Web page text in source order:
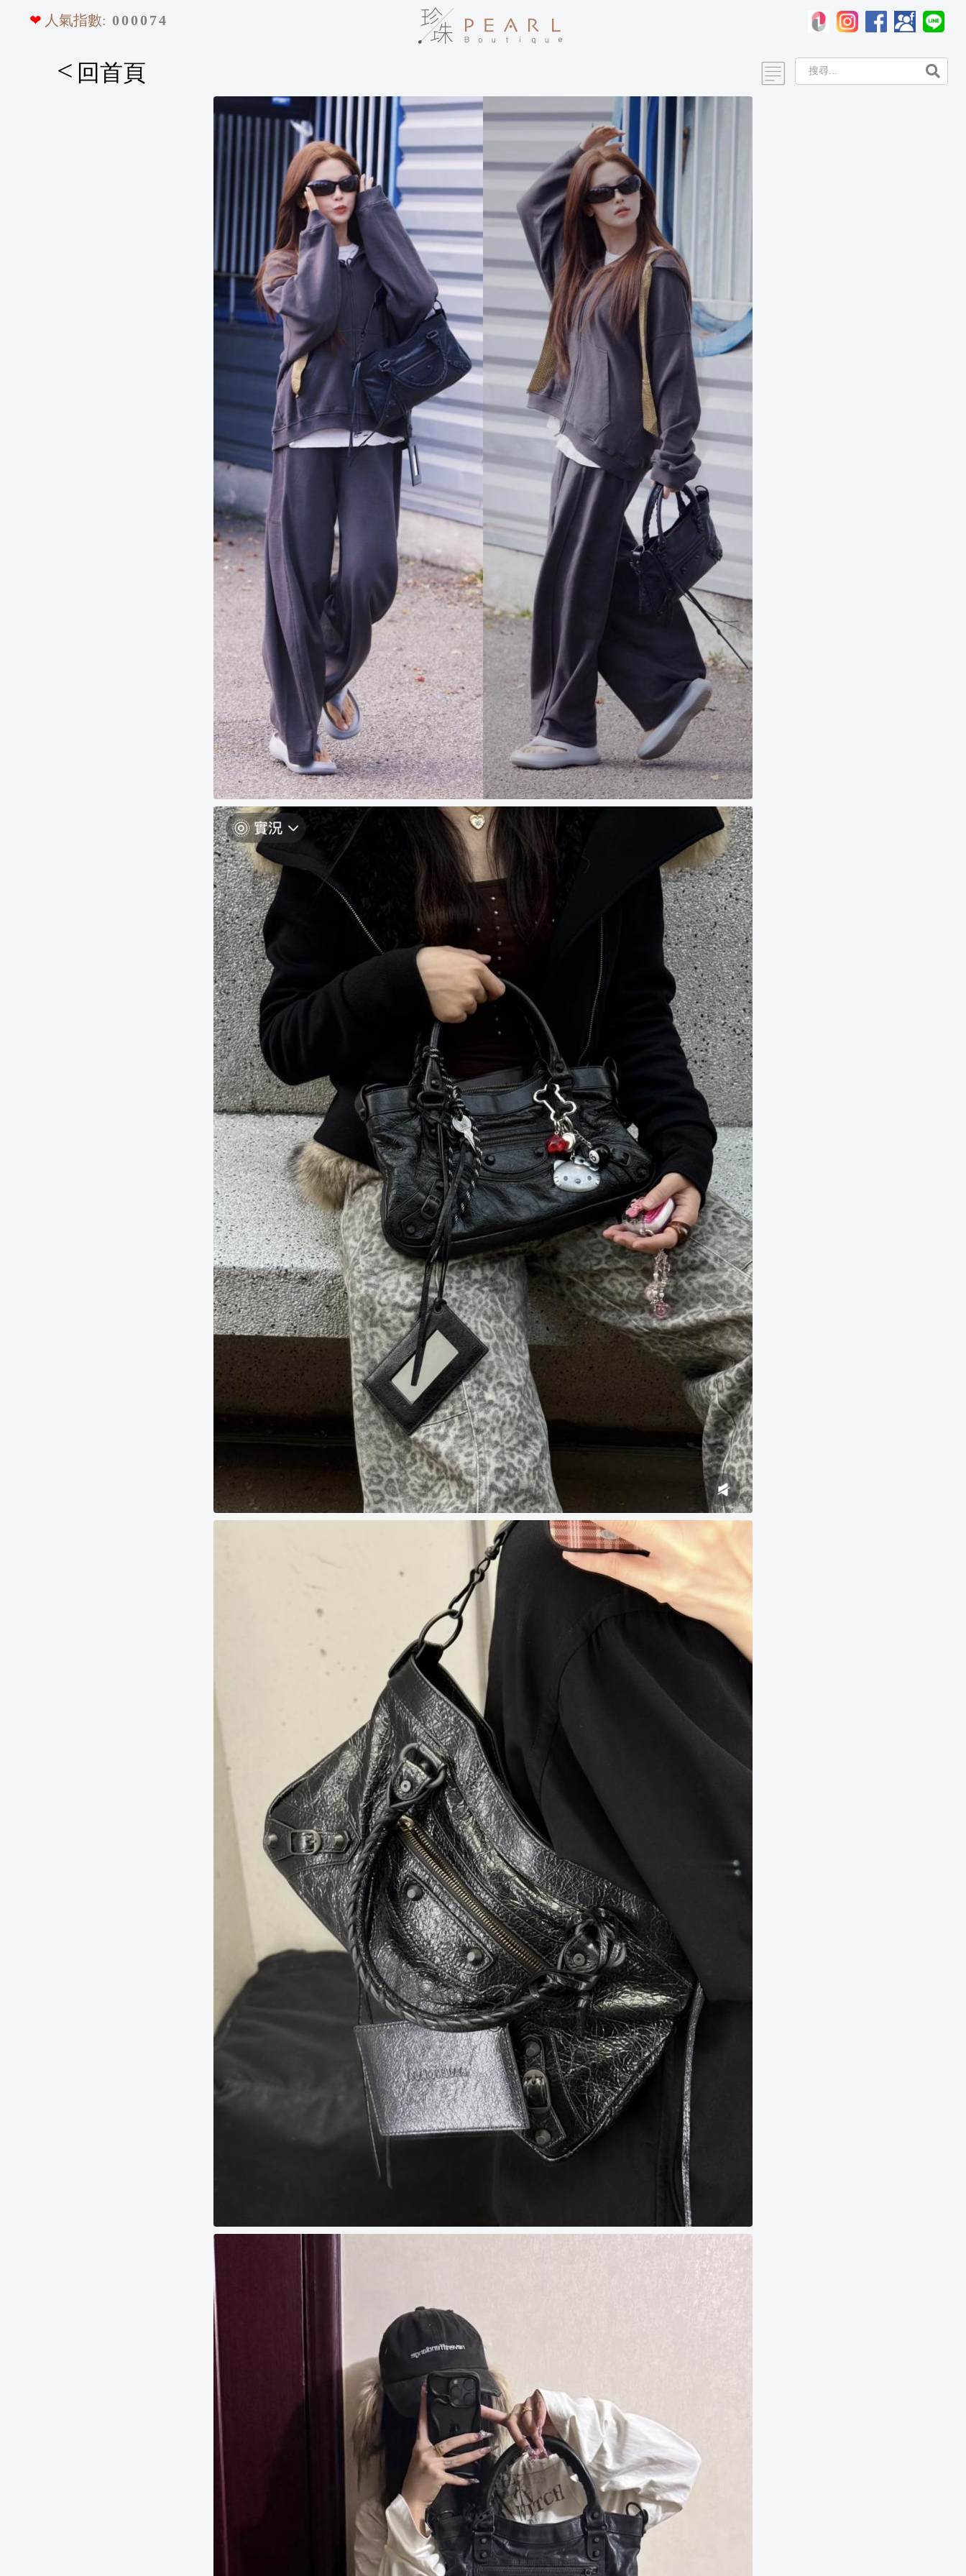
❤ 人氣指數: 000074
< 回首頁